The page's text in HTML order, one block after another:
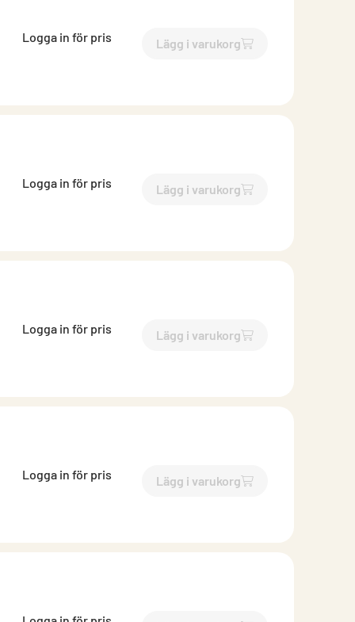
Logga in för pris Lägg i varukorg
`$Lägg till
Logga in för pris Lägg i varukorg
`$Lägg till
Logga in för pris Lägg i varukorg
`$Lägg till
Logga in för pris Lägg i varukorg
`$Lägg till